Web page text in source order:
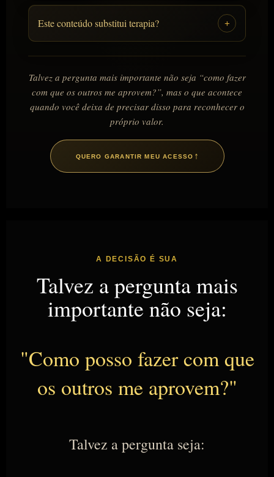
Este conteúdo substitui terapia? +
Talvez a pergunta mais importante não seja “como fazer
com que os outros me aprovem?”, mas o que acontece
quando você deixa de precisar disso para reconhecer o
próprio valor.
QUERO GARANTIR MEU ACESSO ↑
A DECISÃO É SUA
Talvez a pergunta mais
importante não seja:
"Como posso fazer com que
os outros me aprovem?"
Talvez a pergunta seja: